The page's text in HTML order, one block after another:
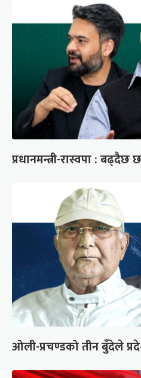
प्रधानमन्त्री-रास्वपा : बढ्दैछ
ओली-प्रचण्डको तीन बुँदेले